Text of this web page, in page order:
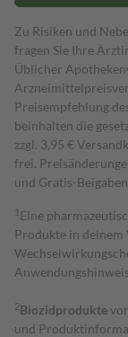
Zu Risiken und
fragen Sie Ihre
Üblicher
Preisempfehlung
beinhalten die
zzgl. 3,95 €
frei.
und Gratis-
1 Eine
Produkte in
2Biozidprodukte
und